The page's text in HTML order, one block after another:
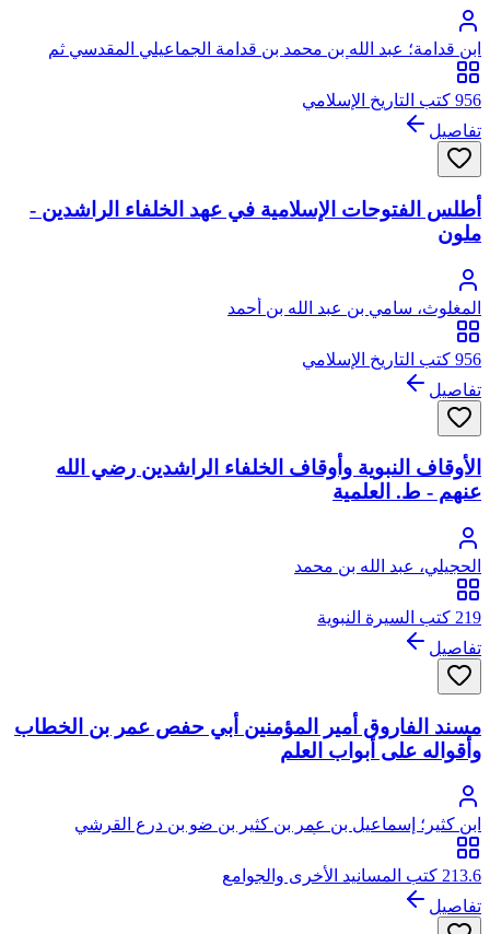
ابن قدامة؛ عبد الله بن محمد بن قدامة الجماعيلي المقدسي ثم
الدمشقي الحنبلي، أبو محمد، موفق الدين
956 كتب التاريخ الإسلامي
تفاصيل
أطلس الفتوحات الإسلامية في عهد الخلفاء الراشدين -
ملون
المغلوث، سامي بن عبد الله بن أحمد
956 كتب التاريخ الإسلامي
تفاصيل
الأوقاف النبوية وأوقاف الخلفاء الراشدين رضي الله
عنهم - ط. العلمية
الحجيلي، عبد الله بن محمد
219 كتب السيرة النبوية
تفاصيل
مسند الفاروق أمير المؤمنين أبي حفص عمر بن الخطاب
وأقواله على أبواب العلم
ابن كثير؛ إسماعيل بن عمر بن كثير بن ضو بن درع القرشي
البصروي ثم الدمشقي، أبو الفداء، عماد الدين
213.6 كتب المسانيد الأخرى والجوامع
تفاصيل